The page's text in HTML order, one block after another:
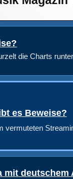
die Charts
es Beweise?
vermuteten
mit deutschem